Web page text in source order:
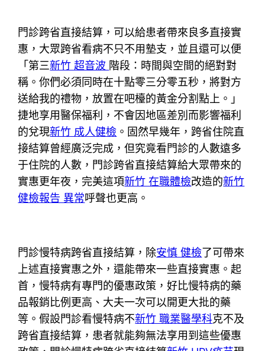
門診跨省直接結算，可以給患者帶來良多直接實
惠，大眾跨省看病不只不用墊支，並且還可以便
「第三新竹 超音波 階段：時間與空間的絕對對
稱。你們必須同時在十點零三分零五秒，將對方
送給我的禮物，放置在吧檯的黃金分割點上。」
捷地享用醫保福利，不會因地區差別而影響福利
的兌現新竹 成人健檢 。固然早幾年，跨省住院直
接結算曾經廣泛完成，但究竟看門診的人數遠多
于住院的人數，門診跨省直接結算給大眾帶來的
實惠更年夜，完美這項新竹 在職體檢改造的新竹
健檢報告 異常呼聲也更高。
門診慢特病跨省直接結算，除安慎 健檢了可帶來
上述直接實惠之外，還能帶來一些直接實惠。起
首，慢特病有專門的優惠政策，好比慢特病的藥
品報銷比例更高、大夫一次可以開更大批的藥
等。假設門診看慢特病不新竹 職業醫學科克不及
跨省直接結算，患者就能夠無法享用到這些優惠